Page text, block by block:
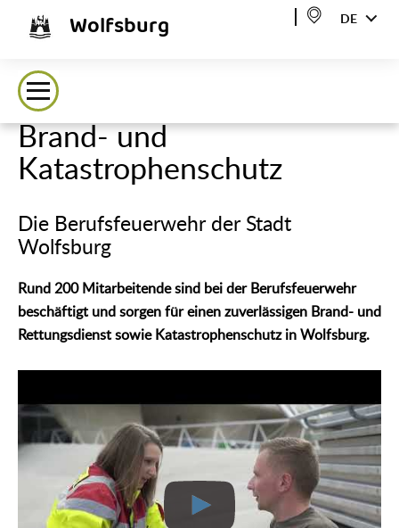
Wolfsburg DE
Brand- und
Katastrophenschutz
Die Berufsfeuerwehr der Stadt
Wolfsburg
Rund 200 Mitarbeitende sind bei der Berufsfeuerwehr
beschäftigt und sorgen für einen zuverlässigen Brand- und
Rettungsdienst sowie Katastrophenschutz in Wolfsburg.